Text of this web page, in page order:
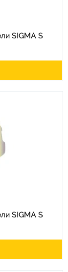
SIGMA S
SIGMA S